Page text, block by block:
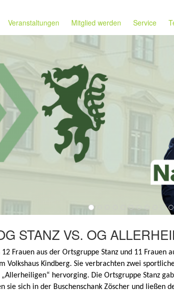
Veranstaltungen Mitglied werden Service
STANZ VS. OG
Frauen aus der Ortsgruppe Stanz und 11 Frauen
Volkshaus Kindberg. Sie verbrachten zwei
hervorging. Die Ortsgruppe Stanz
sie sich in der Buschenschank Zöscher und ließen